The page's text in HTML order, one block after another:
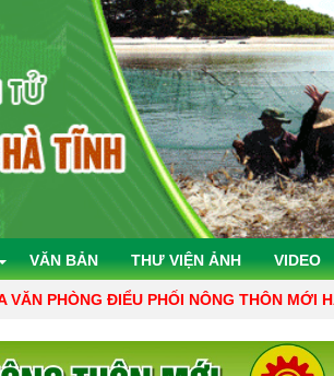
VĂN BẢN THƯ VIỆN ẢNH VIDEO
ĐIỂU PHỐI NÔNG THÔN MỚI HÀ TĨNH